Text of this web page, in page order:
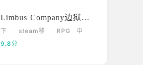
Limbus Company边狱巴士
下
载
steam移
RPG
中
9.8分